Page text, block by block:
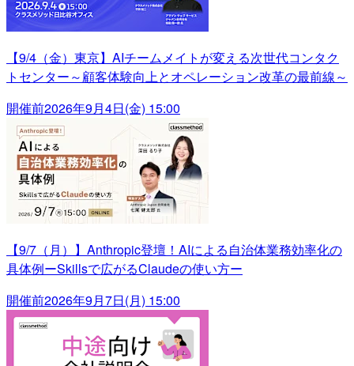
【9/4（金）東京】AIチームメイトが変える次世代コンタク
トセンター～顧客体験向上とオペレーション改革の最前線～
開催前2026年9月4日(金) 15:00
【9/7（月）】Anthropic登壇！AIによる自治体業務効率化の
具体例ーSkillsで広がるClaudeの使い方ー
開催前2026年9月7日(月) 15:00